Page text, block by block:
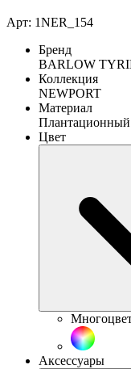
Арт: 1NER_154
Бренд
BARLOW
Коллекция
NEWPORT
Материал
Цвет
Аксессуары